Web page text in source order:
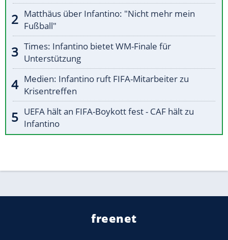
Matthäus über Infantino: "Nicht mehr mein
Fußball"
Times: Infantino bietet WM-Finale für
Unterstützung
Medien: Infantino ruft FIFA-Mitarbeiter zu
Krisentreffen
UEFA hält an FIFA-Boykott fest - CAF hält zu
Infantino
freenet